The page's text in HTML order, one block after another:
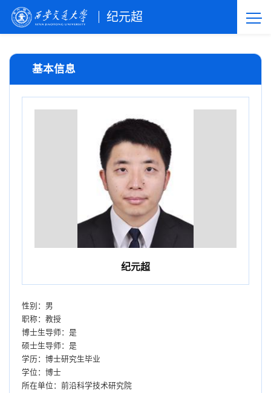
纪元超
基本信息
纪元超
性别：男
职称：教授
博士生导师：是
硕士生导师：是
学历：博士研究生毕业
学位：博士
所在单位：前沿科学技术研究院